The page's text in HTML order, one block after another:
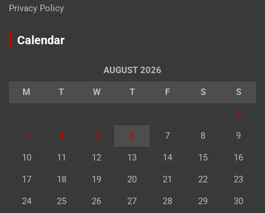
Privacy Policy
Calendar
AUGUST 2026
M T W T F S S
1 2
3 4 5 6 7 8 9
10 11 12 13 14 15 16
17 18 19 20 21 22 23
24 25 26 27 28 29 30